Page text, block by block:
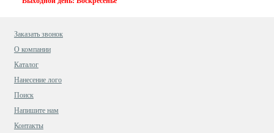
Заказать звонок
О компании
Каталог
Нанесение лого
Поиск
Напишите нам
Контакты